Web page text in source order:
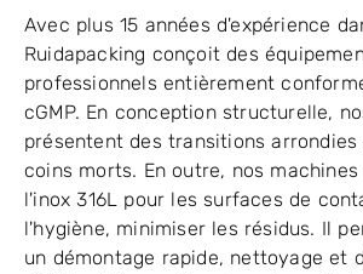
Avec plus 15 années d'expérience
Ruidapacking conçoit des
professionnels entièrement
cGMP. En conception structurelle,
présentent des transitions arrondies
coins morts. En outre, nos
l'inox 316L pour les surfaces de
l'hygiène, minimiser les résidus. Il
un démontage rapide, nettoyage et